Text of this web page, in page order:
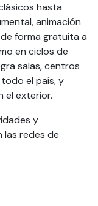
hasta
animación
forma gratuita a
en ciclos de
salas, centros
el país, y
el exterior.
y
las redes de